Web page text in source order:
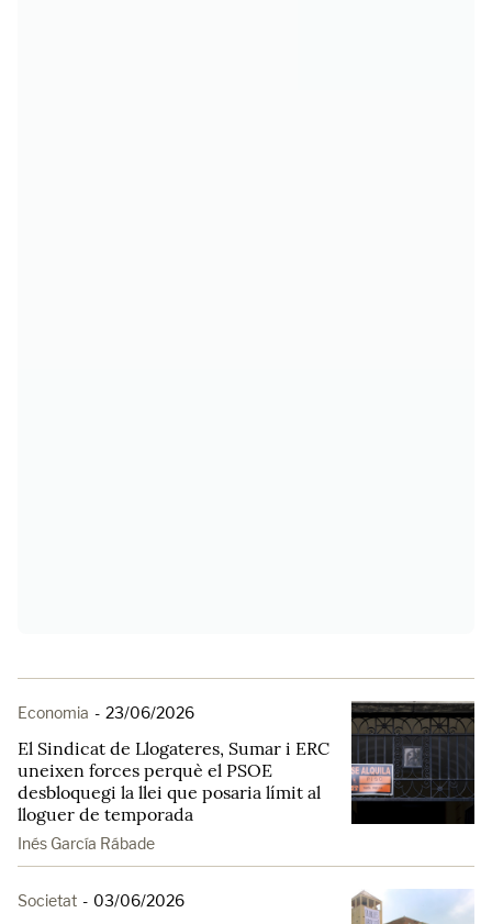
Economia - 23/06/2026
El Sindicat de Llogateres, Sumar i ERC
uneixen forces perquè el PSOE
desbloquegi la llei que posaria límit al
lloguer de temporada
Inés García Rábade
Societat - 03/06/2026